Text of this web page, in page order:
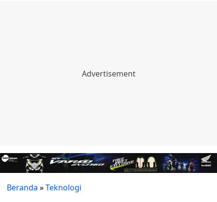
Beranda »Teknologi